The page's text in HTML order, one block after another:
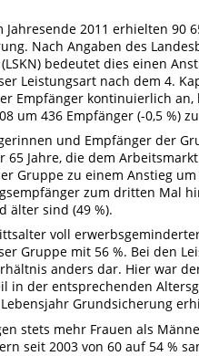
Jahresende 2011 erhielten
Nach Angaben des
bedeutet dies einen
Leistungsart nach dem 4.
Empfänger kontinuierlich
um 436 Empfänger (-0,5 %)
und Empfänger der
65 Jahre, die dem
Gruppe zu einem Anstieg
zum dritten Mal
älter sind (49 %).
voll
Gruppe mit 56 %. Bei den
anders dar. Hier war
in der entsprechenden
Grundsicherung
stets mehr Frauen als
seit 2003 von 60 auf 54 %